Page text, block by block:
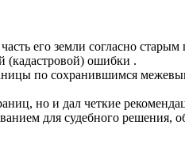
его земли согласно
(кадастровой) ошибки .
по сохранившимся
но и дал четкие
для судебного решения,